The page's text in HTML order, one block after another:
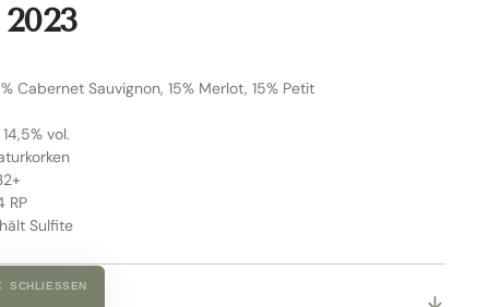
SCHLIESSEN
Cabernet Sauvignon, 15% Merlot, 15% Petit
vol.
RP
Sulfite